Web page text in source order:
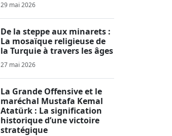
29 mai 2026
De la steppe aux minarets :
La mosaïque religieuse de
la Turquie à travers les âges
27 mai 2026
La Grande Offensive et le
maréchal Mustafa Kemal
Atatürk : La signification
historique d’une victoire
stratégique